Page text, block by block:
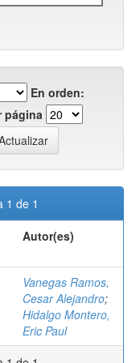
En orden:
página
1 de 1
Autor(es)
Vanegas Ramos,
Cesar Alejandro;
Hidalgo Montero,
Eric Paul